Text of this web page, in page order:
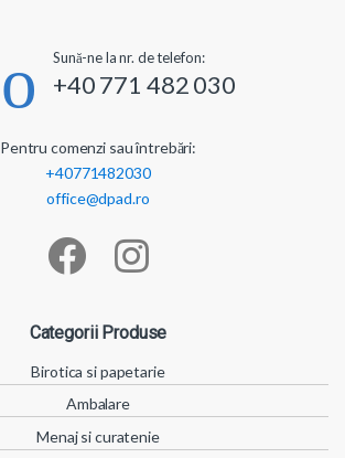
Sună-ne la nr. de telefon:
+40 771 482 030
Pentru comenzi sau întrebări:
+40771482030
office@dpad.ro
Categorii Produse
Birotica si papetarie
Ambalare
Menaj si curatenie